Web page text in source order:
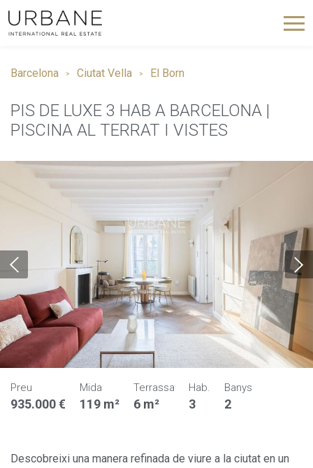
Barcelona Ciutat Vella El Born
PIS DE LUXE 3 HAB A BARCELONA |
PISCINA AL TERRAT I VISTES
Preu
935.000 €
Mida
119 m²
Terrassa
6 m²
Hab.
3
Banys
2
Descobreixi una manera refinada de viure a la ciutat en un